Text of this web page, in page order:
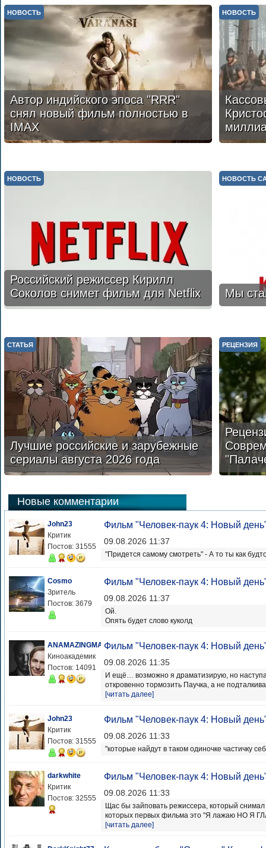
Автор индийского эпоса "RRR"
снял новый фильм полностью в
IMAX
НОВОСТЬ НОВОСТЬ
Российский режиссер Кирилл
Соколов снимет фильм для Netflix
НОВОСТЬ
Мы
НОВОСТЬ
Лучшие российские и зарубежные
сериалы августа 2026 года
СТАТЬЯ РЕЦЕНЗИЯ
Новые комментарии
John23
Критик
Постов: 31555
Фильм "Человек-паук 4: Новый
09.08.2026 11:37
"Придется самому смотреть" - А то ты как
Cosmo
Зритель
Постов: 3679
Фильм "Человек-паук 4: Новый
09.08.2026 11:37
Ой.
Опять будет слово куколд
ANAMAZINGMAN
Киноакадемик
Постов: 14091
Фильм "Человек-паук 4: Новый
09.08.2026 11:35
И ещё… возможно я драматизирую, но
откровенно тормозить Паучка, а не
[читать далее]
John23
Критик
Постов: 31555
Фильм "Человек-паук 4: Новый
09.08.2026 11:33
"которые найдут в таком одиночке частичку
darkwhite
Критик
Постов: 32555
Фильм "Человек-паук 4: Новый
09.08.2026 11:33
Щас бы зайповать режиссера, который
которых первых фильма это "Я лажаю НО
[читать далее]